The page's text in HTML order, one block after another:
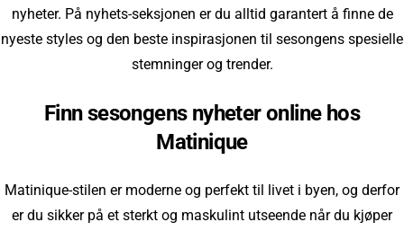
nyheter. På nyhets-seksjonen er du alltid garantert å finne de
nyeste styles og den beste inspirasjonen til sesongens spesielle
stemninger og trender.
Finn sesongens nyheter online hos
Matinique
Matinique-stilen er moderne og perfekt til livet i byen, og derfor
er du sikker på et sterkt og maskulint utseende når du kjøper